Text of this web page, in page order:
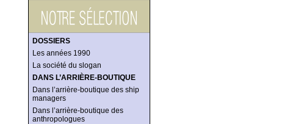
DOSSIERS
Les années 1990
La société du slogan
DANS L’ARRIÈRE-BOUTIQUE
Dans l’arrière-boutique des ship
managers
Dans l’arrière-boutique des
anthropologues